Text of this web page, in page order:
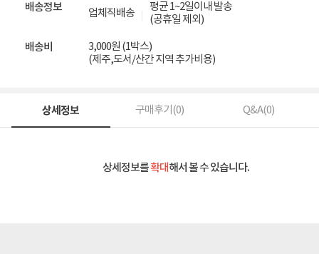
배송정보 업체직배송
평균 1~2일이내 발송
(공휴일 제외)
배송비
3,000원 (1박스)
(제주,도서/산간 지역 추가비용)
상세정보 구매후기(0) Q&A(0)
상세정보를확대해서 볼 수 있습니다.